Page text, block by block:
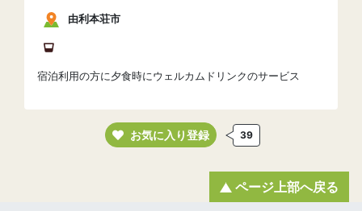
由利本荘市
宿泊利用の方に夕食時にウェルカムドリンクのサービス
お気に入り登録 39
ページ上部へ戻る